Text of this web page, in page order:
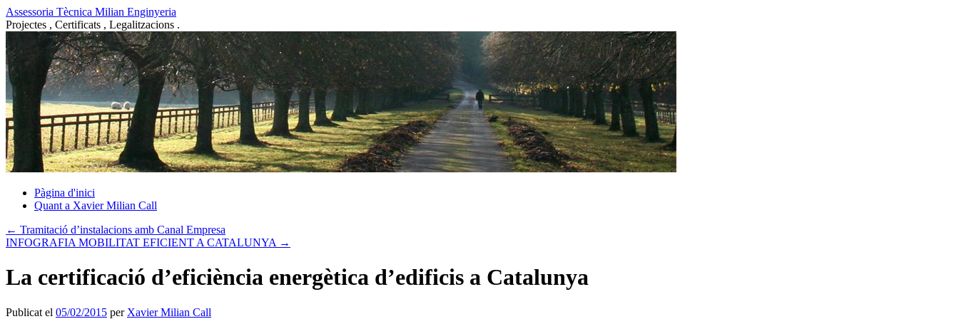
Vés
al
contingut
Assessoria Tècnica Milian Enginyeria
Projectes , Certificats , Legalitzacions .
Pàgina d'inici
Quant a Xavier Milian Call
← Tramitació d’instalacions amb Canal Empresa
INFOGRAFIA MOBILITAT EFICIENT A CATALUNYA →
La certificació d’eficiència energètica d’edificis a Catalunya
Publicat el 05/02/2015 per Xavier Milian Call